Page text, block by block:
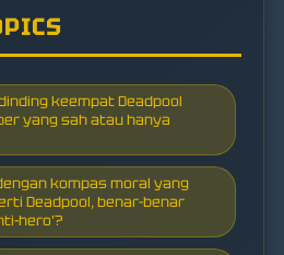
keempat Deadpool
yang sah atau hanya
kompas moral yang
Deadpool, benar-benar
hero'?